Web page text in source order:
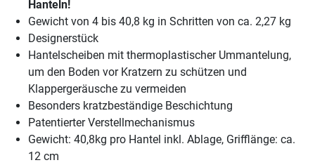
Hanteln!
Gewicht von 4 bis 40,8 kg in Schritten von ca. 2,27 kg
Designerstück
Hantelscheiben mit thermoplastischer Ummantelung,
um den Boden vor Kratzern zu schützen und
Klappergeräusche zu vermeiden
Besonders kratzbeständige Beschichtung
Patentierter Verstellmechanismus
Gewicht: 40,8kg pro Hantel inkl. Ablage, Grifflänge: ca.
12 cm